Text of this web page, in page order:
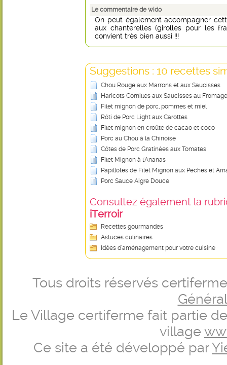
Le commentaire de wido
On peut également accompagner
aux chanterelles (girolles pour les
convient très bien aussi !!!
Suggestions : 10 recettes
Chou Rouge aux Marrons et aux Saucisses
Haricots Cornilles aux Saucisses au Fromage
Filet mignon de porc, pommes et miel
Rôti de Porc Light aux Carottes
Filet mignon en croûte de cacao et coco
Porc au Chou à la Chinoise
Côtes de Porc Gratinées aux Tomates
Filet Mignon à l'Ananas
Papillotes de Filet Mignon aux Pêches et
Porc Sauce Aigre Douce
Consultez également la
iTerroir
Recettes gourmandes
Astuces culinaires
Idées d’aménagement pour votre cuisine
Tous droits réservés
Le Village certiferme fait partie
village
Ce site a été développé par